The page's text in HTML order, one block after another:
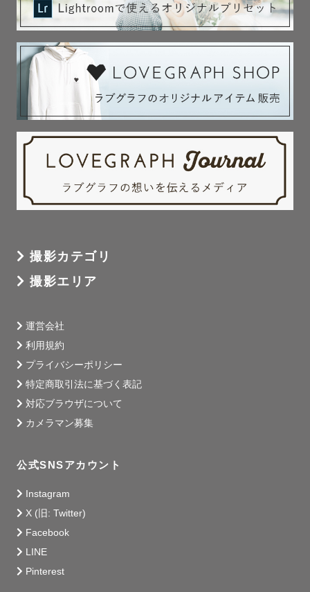
もちろんおまかせします、という方でも大丈夫です
ご希望の雰囲気から、撮影場所や時間帯などを
ご提案させていただくことも可能です
また、ご希望がございましたらzoomを使っての事前の打ち
合わせ・顔合わせ等も歓迎ですのでお気軽に仰ってくださ
▼ 撮られたことなんてないし…ポーズとか表情とかどうし
一旦カメラの存在は忘れていただいて大丈夫です！
みなさんとお話している様子や、いつも通りの日常を切り
す。
また被写体経験もありますので、立ち方から目線の向き、
ポーズなど女性は可愛く、そして男性はかっこよく写るよ
うご提案させていただきます︎︎🤝🏻
“撮影” ではなく、ただただその時間を楽しんでいただける
たくさんお話をしながら一緒に思い出を作れたら嬉しいで
す🫂🌟
˗ˋˏ　まるめもってこんな人　ˎˊ˗
撮影カテゴリ
撮影エリア
運営会社
利用規約
プライバシーポリシー
特定商取引法に基づく表記
対応ブラウザについて
カメラマン募集
公式SNSアカウント
Instagram
X (旧: Twitter)
Facebook
LINE
Pinterest